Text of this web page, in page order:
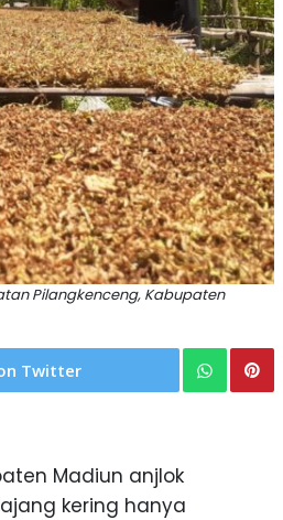
Pilangkenceng, Kabupaten
Twitter
Madiun anjlok
kering hanya